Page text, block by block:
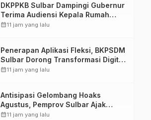
DKPPKB Sulbar Dampingi Gubernur
Terima Audiensi Kepala Rumah
Sakit TK. III Punggawa Malolo
calendar_month11 jam yang lalu
Penerapan Aplikasi Fleksi, BKPSDM
Sulbar Dorong Transformasi Digital
Sistem Kehadiran ASN
calendar_month11 jam yang lalu
Antisipasi Gelombang Hoaks
Agustus, Pemprov Sulbar Ajak
Warga Jaga Ruang Digital
calendar_month11 jam yang lalu